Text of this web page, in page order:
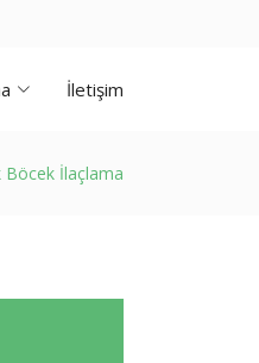
İletişim
İlaçlama